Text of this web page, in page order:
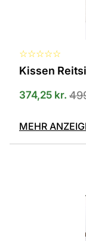
☆☆☆☆☆
Kissen
374,25 kr.
MEHR